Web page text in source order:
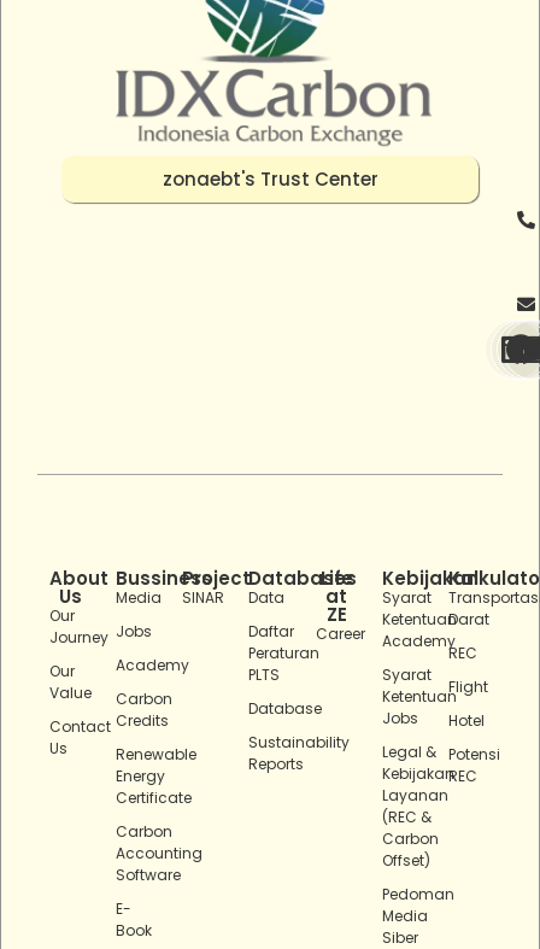
zonaebt's Trust Center
About
Us
Our
Journey
Our
Value
Contact
Us
Bussiness
Media
Jobs
Academy
Carbon
Credits
Renewable
Energy
Certificate
Carbon
Accounting
Software
E-
Book
Project
SINAR
Databases
Data
Daftar
Peraturan
PLTS
Database
Sustainability
Reports
Life
at
ZE
Career
Kebijakan
Syarat
Ketentuan
Academy
Syarat
Ketentuan
Jobs
Legal &
Kebijakan
Layanan
(REC &
Carbon
Offset)
Pedoman
Media
Siber
Darat
REC
Flight
Hotel
Potensi
REC